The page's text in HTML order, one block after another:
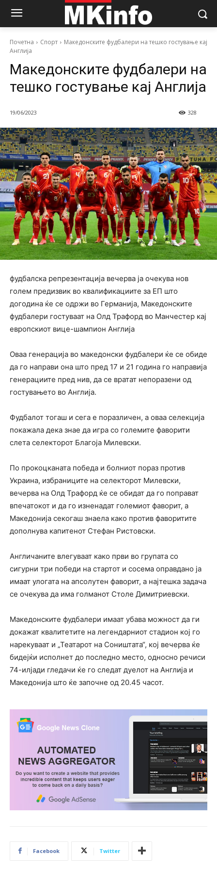
Почетна Спорт
Македонските фудбалери на тешко гостување кај
Англија
Македонските фудбалери на
тешко гостување кај Англија
19/06/2023 328
фудбалска репрезентација вечерва ја очекува нов
голем предизвик во квалификациите за ЕП што
догодина ќе се одржи во Германија, Македонските
фудбалери гостуваат на Олд Трафорд во Манчестер кај
европскиот вице-шампион Англија
Оваа генерација во македонски фудбалери ќе се обиде
да го направи она што пред 17 и 21 година го направија
генерациите пред нив, да се вратат непоразени од
гостувањето во Англија.
Фудбалот тогаш и сега е поразличен, а оваа селекција
покажала дека знае да игра со големите фаворити
слета селекторот Благоја Милевски.
По прокоцканата победа и болниот пораз против
Украина, избраниците на селекторот Милевски,
вечерва на Олд Трафорд ќе се обидат да го поправат
впечатокот и да го изненадат големиот фаворит, а
Македонија секогаш знаела како против фаворитите
дополнува капитенот Стефан Ристовски.
Англичаните влегуваат како први во групата со
сигурни три победи на стартот и сосема оправдано ја
имаат улогата на апсолутен фаворит, а најтешка задача
се очекува да има голманот Столе Димитриевски.
Македонските фудбалери имаат убава можност да ги
докажат квалитетите на легендарниот стадион кој го
нарекуваат и „Театарот на Соништата“, кој вечерва ќе
бидејќи исполнет до последно место, односно речиси
74-илјади гледачи ќе го следат дуелот на Англија и
Македонија што ќе започне од 20.45 часот.
Facebook Twitter